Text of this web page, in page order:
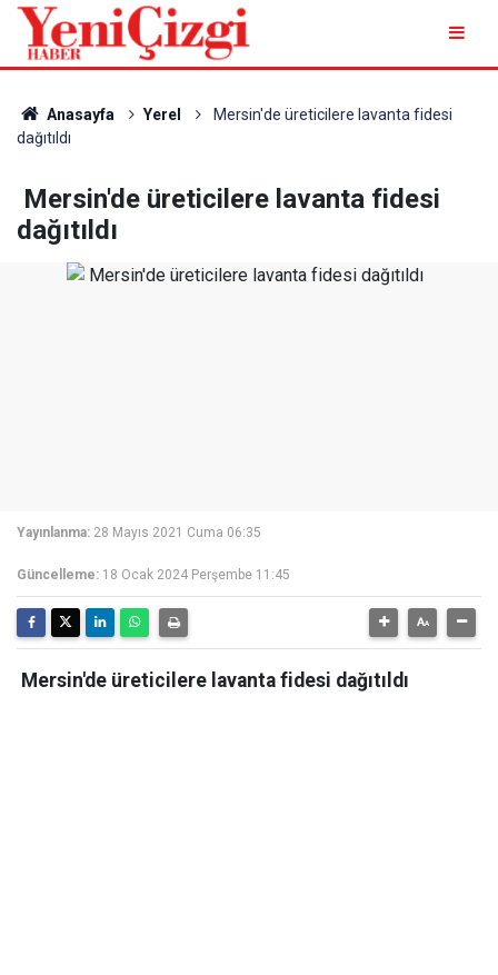
Anasayfa Yerel
Mersin'de üreticilere lavanta fidesi
dağıtıldı
Mersin'de üreticilere lavanta fidesi
dağıtıldı
Yayınlanma: 28 Mayıs 2021 Cuma 06:35
Güncelleme: 18 Ocak 2024 Perşembe 11:45
Mersin'de üreticilere lavanta fidesi dağıtıldı